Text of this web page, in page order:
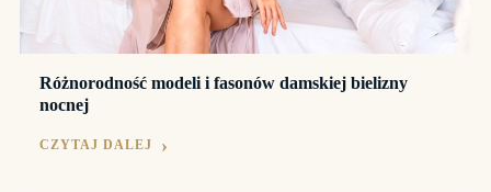
Różnorodność modeli i fasonów damskiej bielizny
nocnej
CZYTAJ DALEJ